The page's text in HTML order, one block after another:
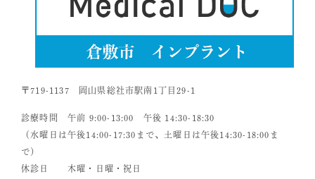
〒719-1137 岡山県総社市駅南1丁目29-1
診療時間 午前 9:00-13:00 午後 14:30-18:30
（水曜日は午後14:00-17:30まで、土曜日は午後14:30-18:00ま
で）
休診日 木曜・日曜・祝日